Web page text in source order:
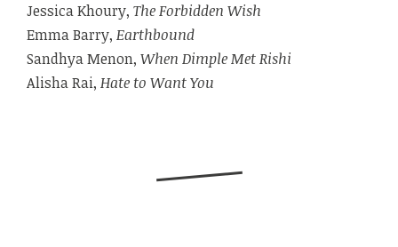
Jessica Khoury, The Forbidden Wish
Emma Barry, Earthbound
Sandhya Menon, When Dimple Met Rishi
Alisha Rai, Hate to Want You